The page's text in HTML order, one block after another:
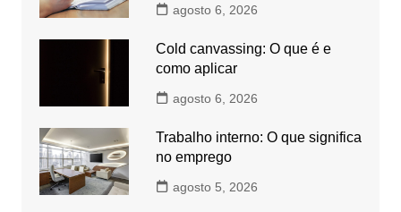
agosto 6, 2026
Cold canvassing: O que é e
como aplicar
agosto 6, 2026
Trabalho interno: O que significa
no emprego
agosto 5, 2026